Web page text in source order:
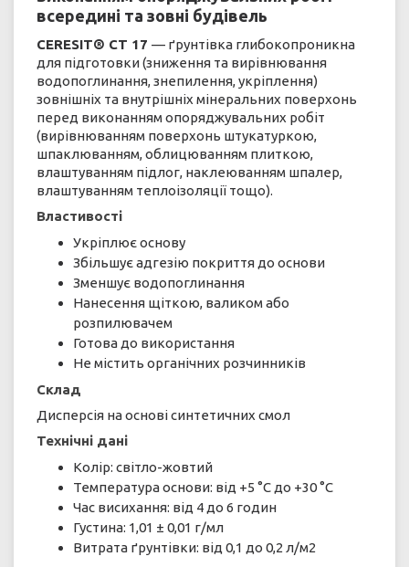
всередині та зовні будівель
CERESIT® СТ 17 — ґрунтівка глибокопроникна
для підготовки (зниження та вирівнювання
водопоглинання, знепилення, укріплення)
зовнішніх та внутрішніх мінеральних поверхонь
перед виконанням опоряджувальних робіт
(вирівнюванням поверхонь штукатуркою,
шпаклюванням, облицюванням плиткою,
влаштуванням підлог, наклеюванням шпалер,
влаштуванням теплоізоляції тощо).
Властивості
Укріплює основу
Збільшує адгезію покриття до основи
Зменшує водопоглинання
Нанесення щіткою, валиком або
розпилювачем
Готова до використання
Не містить органічних розчинників
Склад
Дисперсія на основі синтетичних смол
Технічні дані
Колір: світло-жовтий
Температура основи: від +5 °C до +30 °C
Час висихання: від 4 до 6 годин
Густина: 1,01 ± 0,01 г/мл
Витрата ґрунтівки: від 0,1 до 0,2 л/м2